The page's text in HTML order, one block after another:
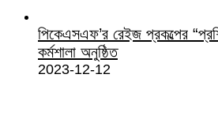
পিকেএসএফ’র রেইজ প্রকল্পের
কর্মশালা অনুষ্ঠিত
2023-12-12